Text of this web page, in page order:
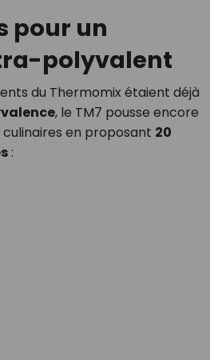
pour un
polyvalent
du Thermomix étaient déjà
, le TM7 pousse encore
en proposant 20
: